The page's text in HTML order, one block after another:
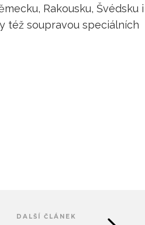
Rakousku, Švédsku i
též soupravou speciálních
DALŠÍ ČLÁNEK